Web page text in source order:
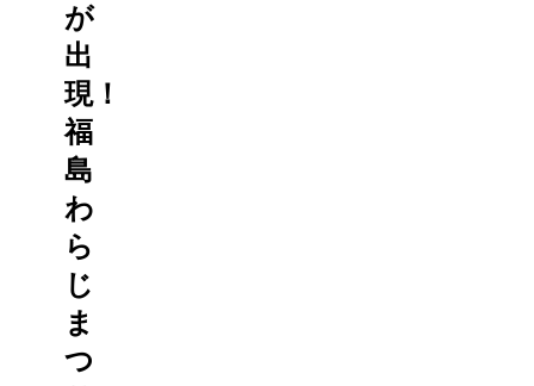
が
出
現！
福
島
わ
ら
じ
ま
つ